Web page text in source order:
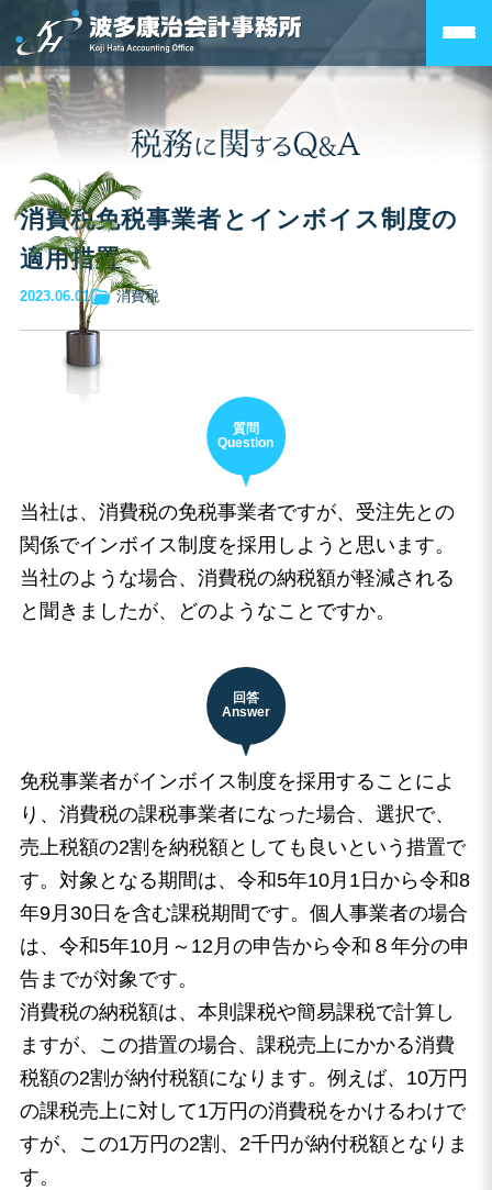
消費税免税事業者とインボイス制度の
適用措置
2023.06.01 消費税
当社は、消費税の免税事業者ですが、受注先との
関係でインボイス制度を採用しようと思います。
当社のような場合、消費税の納税額が軽減される
と聞きましたが、どのようなことですか。
免税事業者がインボイス制度を採用することによ
り、消費税の課税事業者になった場合、選択で、
売上税額の2割を納税額としても良いという措置で
す。対象となる期間は、令和5年10月1日から令和8
年9月30日を含む課税期間です。個人事業者の場合
は、令和5年10月～12月の申告から令和８年分の申
告までが対象です。
消費税の納税額は、本則課税や簡易課税で計算し
ますが、この措置の場合、課税売上にかかる消費
税額の2割が納付税額になります。例えば、10万円
の課税売上に対して1万円の消費税をかけるわけで
すが、この1万円の2割、2千円が納付税額となりま
す。